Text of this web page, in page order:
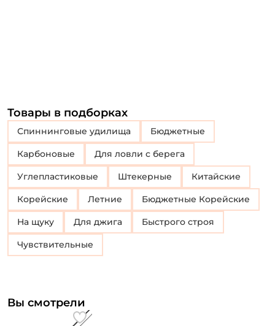
Товары в подборках
Спиннинговые удилища Бюджетные
Карбоновые Для ловли с берега
Углепластиковые Штекерные Китайские
Корейские Летние Бюджетные Корейские
На щуку Для джига Быстрого строя
Чувствительные
Вы смотрели